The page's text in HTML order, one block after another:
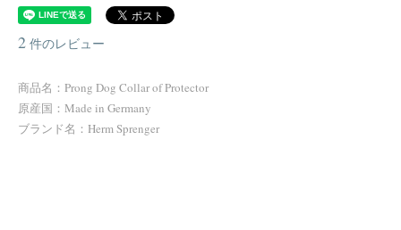
2 件のレビュー
商品名：Prong Dog Collar of Protector
原産国：Made in Germany
ブランド名：Herm Sprenger